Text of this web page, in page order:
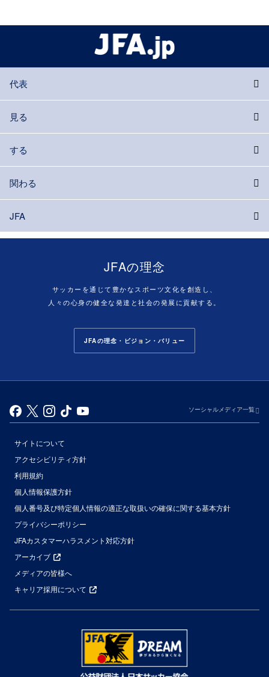
代表
見る
する
関わる
JFA
JFAの理念
サッカーを通じて豊かなスポーツ文化を創造し、
人々の心身の健全な発達と社会の発展に貢献する。
JFAの理念・ビジョン・バリュー
ソーシャルメディア一覧
サイトについて
アクセシビリティ方針
利用規約
個人情報保護方針
個人番号及び特定個人情報の適正な取扱いの確保に関する基本方針
プライバシーポリシー
JFAカスタマーハラスメント対応方針
アーカイブ
メディアの皆様へ
キャリア採用について